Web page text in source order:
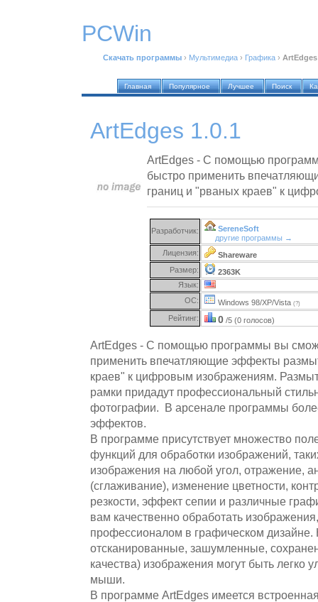
PCWin
Скачать программы › Мультимедиа › Графика › ArtEdges
Главная Популярное Лучшее Поиск
ArtEdges 1.0.1
ArtEdges - С помощью
быстро применить
границ и "рваных краев" к
Разработчик:
SereneSoft
другие программы →
Лицензия:
Shareware
Размер:
2363K
Язык:
ОС:
Windows 98/XP/Vista (?)
Рейтинг: 0 /5 (0 голосов)
ArtEdges - С помощью программы вы
применить впечатляющие эффекты
краев" к цифровым изображениям.
рамки придадут профессиональный
фотографии. В арсенале программы
эффектов.
В программе присутствует множество
функций для обработки изображений,
изображения на любой угол, отражение,
(сглаживание), изменение цветности,
резкости, эффект сепии и различные
вам качественно обработать
профессионалом в графическом дизайне.
отсканированные, зашумленные,
качества) изображения могут быть
мыши.
В программе ArtEdges имеется